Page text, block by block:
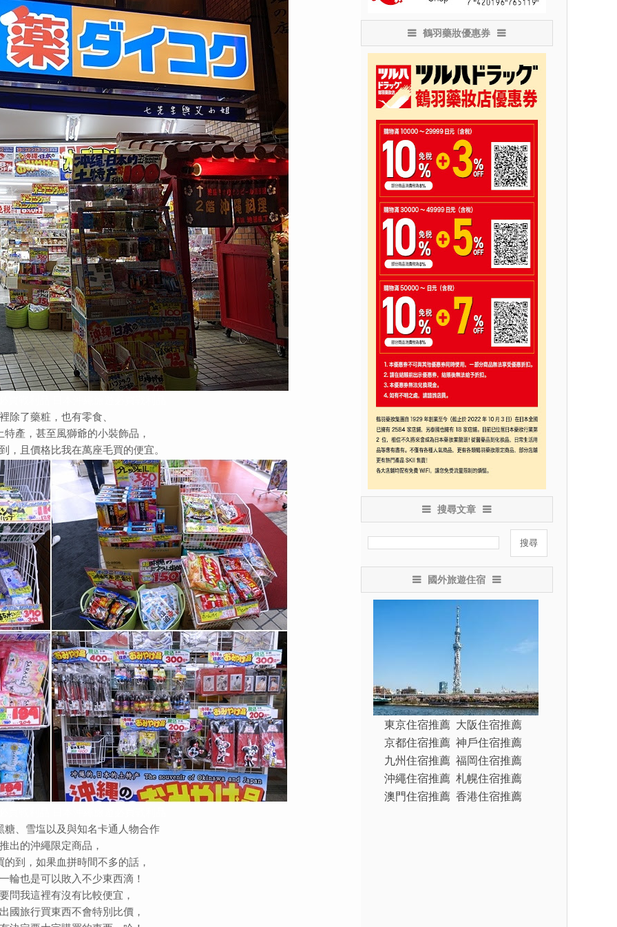
除了藥粧，也有零食、
特產，甚至風獅爺的小裝飾品，
，且價格比我在萬座毛買的便宜。
糖、雪塩以及與知名卡通人物合作
推出的沖繩限定商品，
的到，如果血拼時間不多的話，
輪也是可以敗入不少東西滴！
問我這裡有沒有比較便宜，
國旅行買東西不會特別比價，
鶴羽藥妝優惠券
搜尋文章
國外旅遊住宿
東京住宿推薦 大阪住宿推薦
京都住宿推薦 神戶住宿推薦
九州住宿推薦 福岡住宿推薦
沖繩住宿推薦 札幌住宿推薦
澳門住宿推薦 香港住宿推薦